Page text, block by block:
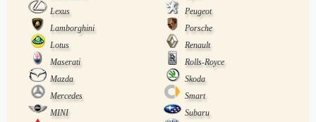
Lexus
Peugeot
Lamborghini
Porsche
Lotus
Renault
Maserati
Rolls-Royce
Mazda
Skoda
Mercedes
Smart
MINI
Subaru